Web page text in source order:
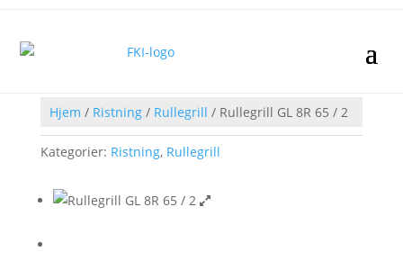
Hjem / Ristning/ Rullegrill / Rullegrill GL 8R 65 / 2
Kategorier: Ristning, Rullegrill